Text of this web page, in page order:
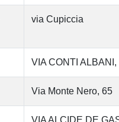
via Cupiccia
VIA CONTI ALBANI,
Via Monte Nero, 65
VIA ALCIDE DE